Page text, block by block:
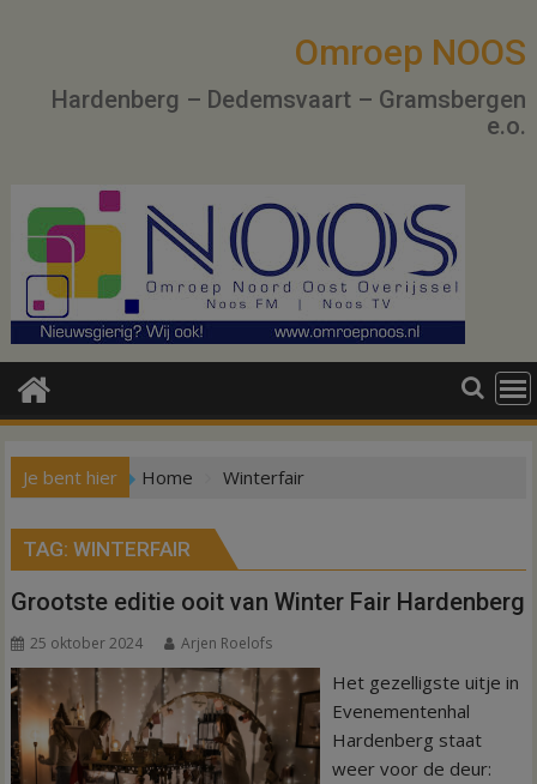
Omroep NOOS
Hardenberg – Dedemsvaart – Gramsbergen
e.o.
Je bent hier Home Winterfair
TAG:WINTERFAIR
Grootste editie ooit van Winter Fair Hardenberg
25 oktober 2024 Arjen Roelofs
Het gezelligste uitje in
Evenementenhal
Hardenberg staat
weer voor de deur: